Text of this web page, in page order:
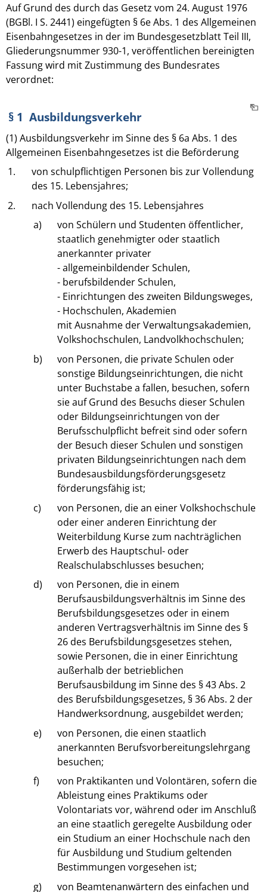
Auf Grund des durch das Gesetz vom 24. August 1976
(BGBl. I S. 2441) eingefügten § 6e Abs. 1 des Allgemeinen
Eisenbahngesetzes in der im Bundesgesetzblatt Teil III,
Gliederungsnummer 930-1, veröffentlichen bereinigten
Fassung wird mit Zustimmung des Bundesrates
verordnet:
§ 1 Ausbildungsverkehr
(1) Ausbildungsverkehr im Sinne des § 6a Abs. 1 des
Allgemeinen Eisenbahngesetzes ist die Beförderung
1.
von schulpflichtigen Personen bis zur Vollendung
des 15. Lebensjahres;
2.
nach Vollendung des 15. Lebensjahres
a)
von Schülern und Studenten öffentlicher,
staatlich genehmigter oder staatlich
anerkannter privater
- allgemeinbildender Schulen,
- berufsbildender Schulen,
- Einrichtungen des zweiten Bildungsweges,
- Hochschulen, Akademien
mit Ausnahme der Verwaltungsakademien,
Volkshochschulen, Landvolkhochschulen;
b)
von Personen, die private Schulen oder
sonstige Bildungseinrichtungen, die nicht
unter Buchstabe a fallen, besuchen, sofern
sie auf Grund des Besuchs dieser Schulen
oder Bildungseinrichtungen von der
Berufsschulpflicht befreit sind oder sofern
der Besuch dieser Schulen und sonstigen
privaten Bildungseinrichtungen nach dem
Bundesausbildungsförderungsgesetz
förderungsfähig ist;
c)
von Personen, die an einer Volkshochschule
oder einer anderen Einrichtung der
Weiterbildung Kurse zum nachträglichen
Erwerb des Hauptschul- oder
Realschulabschlusses besuchen;
d)
von Personen, die in einem
Berufsausbildungsverhältnis im Sinne des
Berufsbildungsgesetzes oder in einem
anderen Vertragsverhältnis im Sinne des §
26 des Berufsbildungsgesetzes stehen,
sowie Personen, die in einer Einrichtung
außerhalb der betrieblichen
Berufsausbildung im Sinne des § 43 Abs. 2
des Berufsbildungsgesetzes, § 36 Abs. 2 der
Handwerksordnung, ausgebildet werden;
e)
von Personen, die einen staatlich
anerkannten Berufsvorbereitungslehrgang
besuchen;
f)
von Praktikanten und Volontären, sofern die
Ableistung eines Praktikums oder
Volontariats vor, während oder im Anschluß
an eine staatlich geregelte Ausbildung oder
ein Studium an einer Hochschule nach den
für Ausbildung und Studium geltenden
Bestimmungen vorgesehen ist;
g)
von Beamtenanwärtern des einfachen und